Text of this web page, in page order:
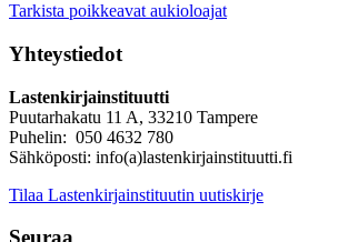
Tarkista poikkeavat aukioloajat
Yhteystiedot
Lastenkirjainstituutti
Puutarhakatu 11 A, 33210 Tampere
Puhelin: 050 4632 780
Sähköposti: info(a)lastenkirjainstituutti.fi
Tilaa Lastenkirjainstituutin uutiskirje